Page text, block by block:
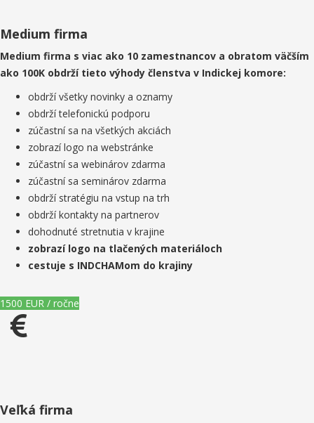
Medium firma
Medium firma s viac ako 10 zamestnancov a obratom väčším
ako 100K obdrží tieto výhody členstva v Indickej komore:
obdrží všetky novinky a oznamy
obdrží telefonickú podporu
zúčastní sa na všetkých akciách
zobrazí logo na webstránke
zúčastní sa webinárov zdarma
zúčastní sa seminárov zdarma
obdrží stratégiu na vstup na trh
obdrží kontakty na partnerov
dohodnuté stretnutia v krajine
zobrazí logo na tlačených materiáloch
cestuje s INDCHAMom do krajiny
1500 EUR / ročne
Veľká firma